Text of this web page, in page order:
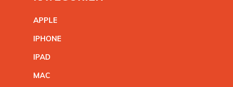
APPLE
IPHONE
IPAD
MAC